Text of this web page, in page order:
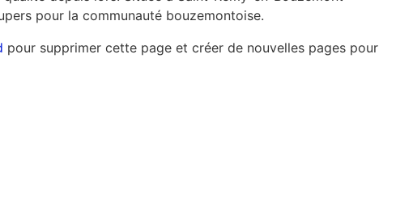
pour la communauté bouzemontoise.
pour supprimer cette page et créer de nouvelles pages pour